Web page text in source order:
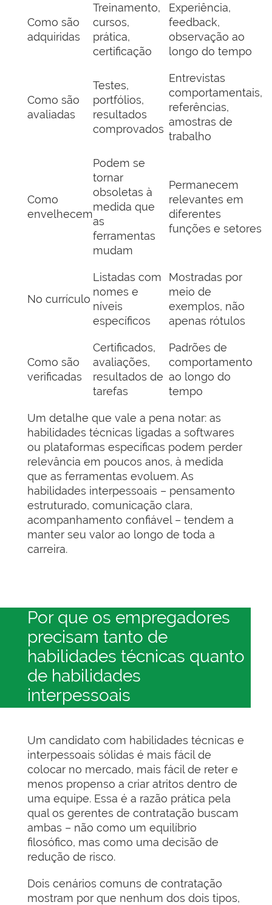
Como são
adquiridas
Treinamento,
cursos,
prática,
certificação
Experiência,
feedback,
observação ao
longo do tempo
Como são
avaliadas
Testes,
portfólios,
resultados
comprovados
Entrevistas
comportamentais,
referências,
amostras de
trabalho
Como
envelhecem
Podem se
tornar
obsoletas à
medida que
as
ferramentas
mudam
Permanecem
relevantes em
diferentes
funções e setores
No currículo
Listadas com
nomes e
níveis
específicos
Mostradas por
meio de
exemplos, não
apenas rótulos
Como são
verificadas
Certificados,
avaliações,
resultados de
tarefas
Padrões de
comportamento
ao longo do
tempo
Um detalhe que vale a pena notar: as
habilidades técnicas ligadas a softwares
ou plataformas específicas podem perder
relevância em poucos anos, à medida
que as ferramentas evoluem. As
habilidades interpessoais – pensamento
estruturado, comunicação clara,
acompanhamento confiável – tendem a
manter seu valor ao longo de toda a
carreira.
Por que os empregadores
precisam tanto de
habilidades técnicas quanto
de habilidades
interpessoais
Um candidato com habilidades técnicas e
interpessoais sólidas é mais fácil de
colocar no mercado, mais fácil de reter e
menos propenso a criar atritos dentro de
uma equipe. Essa é a razão prática pela
qual os gerentes de contratação buscam
ambas – não como um equilíbrio
filosófico, mas como uma decisão de
redução de risco.
Dois cenários comuns de contratação
mostram por que nenhum dos dois tipos,